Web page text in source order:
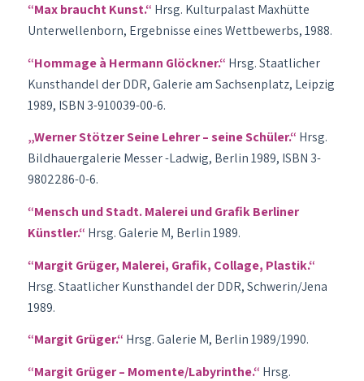
“Max braucht Kunst.“ Hrsg. Kulturpalast Maxhütte
Unterwellenborn, Ergebnisse eines Wettbewerbs, 1988.
“Hommage à Hermann Glöckner.“ Hrsg. Staatlicher
Kunsthandel der DDR, Galerie am Sachsenplatz, Leipzig
1989, ISBN 3-910039-00-6.
„Werner Stötzer Seine Lehrer – seine Schüler.“ Hrsg.
Bildhauergalerie Messer -Ladwig, Berlin 1989, ISBN 3-
9802286-0-6.
“Mensch und Stadt. Malerei und Grafik Berliner
Künstler.“ Hrsg. Galerie M, Berlin 1989.
“Margit Grüger, Malerei, Grafik, Collage, Plastik.“
Hrsg. Staatlicher Kunsthandel der DDR, Schwerin/Jena
1989.
“Margit Grüger.“ Hrsg. Galerie M, Berlin 1989/1990.
“Margit Grüger – Momente/Labyrinthe.“ Hrsg.